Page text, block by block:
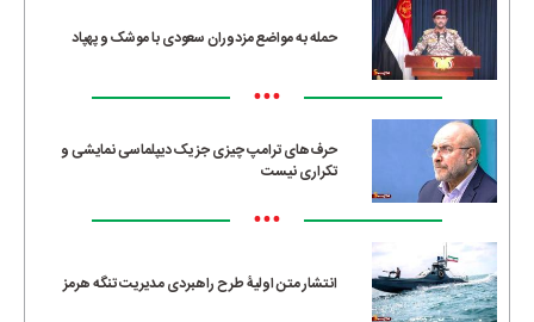
حمله به مواضع مزدوران سعودی با موشک و پهپاد
•••
حرف‌های ترامپ چیزی جز یک دیپلماسی نمایشی و
تکراری نیست
•••
انتشار متن اولیۀ طرح راهبردی مدیریت تنگه هرمز